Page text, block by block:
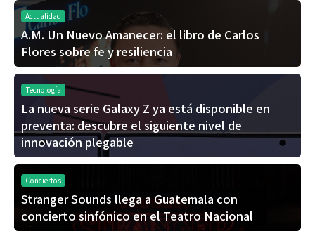
Actualidad
A.M. Un Nuevo Amanecer: el libro de Carlos
Flores sobre fe y resiliencia
Tecnología
La nueva serie Galaxy Z ya está disponible en
preventa: descubre el siguiente nivel de
innovación plegable
Conciertos
Stranger Sounds llega a Guatemala con
concierto sinfónico en el Teatro Nacional